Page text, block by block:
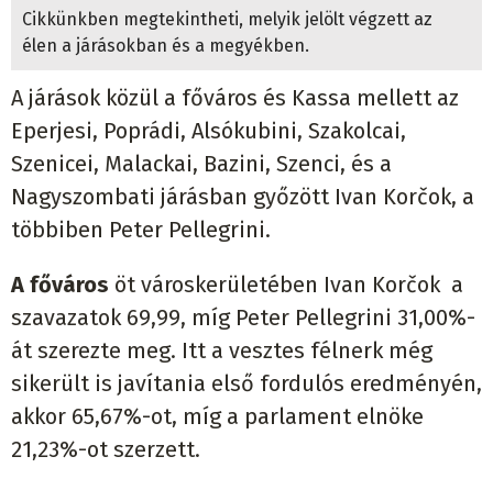
Cikkünkben megtekintheti, melyik jelölt végzett az
élen a járásokban és a megyékben.
A járások közül a főváros és Kassa mellett az
Eperjesi, Poprádi, Alsókubini, Szakolcai,
Szenicei, Malackai, Bazini, Szenci, és a
Nagyszombati járásban győzött Ivan Korčok, a
többiben Peter Pellegrini.
A főváros öt városkerületében Ivan Korčok a
szavazatok 69,99, míg Peter Pellegrini 31,00%-
át szerezte meg. Itt a vesztes félnerk még
sikerült is javítania első fordulós eredményén,
akkor 65,67%-ot, míg a parlament elnöke
21,23%-ot szerzett.